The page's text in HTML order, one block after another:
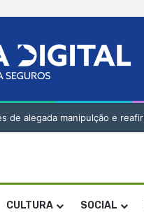
alegada manipulção e
CULTURA SOCIAL